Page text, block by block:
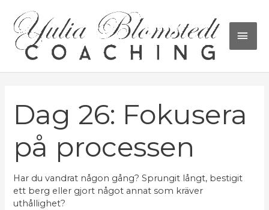
innehåll
Dag 26: Fokusera
på processen
Har du vandrat någon gång? Sprungit långt, bestigit
ett berg eller gjort något annat som kräver
uthållighet?